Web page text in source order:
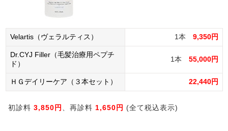
Velartis（ヴェラルティス） 1本 9,350円
Dr.CYJ Filler（毛髪治療用ペプチ
ド）
1本 55,000円
ＨＧデイリーケア（３本セット） 22,440円
初診料 3,850円 、再診料 1,650円 (全て税込表示)